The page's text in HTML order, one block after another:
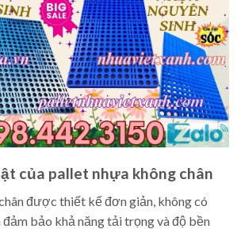
của pallet nhựa không chân
được thiết kế đơn giản, không có
bảo khả năng tải trọng và độ bền